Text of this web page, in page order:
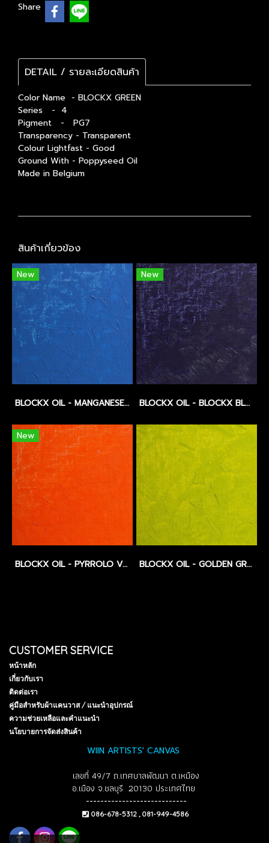
Share
DETAIL / รายละเอียดสินค้า
Color Name - BLOCKX GREEN
Series - 4
Pigment - PG7
Transparency - Transparent
Colour Lightfast - Good
Ground With - Poppyseed Oil
Made in Belgium
สินค้าเกี่ยวข้อง
New
BLOCKX OIL - MANGANESE BLUE - SERIES 4
New
BLOCKX OIL - BLOCKX BLUE - SERISE 4
New
BLOCKX OIL - PYRROLO VERMILION - SERIES 4 BLOCKX OIL - GOLDEN GREEN - SERIES 4
CUSTOMER SERVICE
หน้าหลัก
เกี่ยวกับเรา
ติดต่อเรา
คู่มือสำหรับผ้าแคนวาส / แนะนำอุปกรณ์
ความช่วยเหลือและคำแนะนำ
นโยบายการจัดส่งสินค้า
WIIN ARTISTS' CANVAS
เลขที่ 49/7 ถ.เทศบาลพัฒนา ต.เหมือง
อ.เมือง จ.ชลบุรี 20130 ประเทศไทย
----------------------------
086-678-5312 , 081-949-4586